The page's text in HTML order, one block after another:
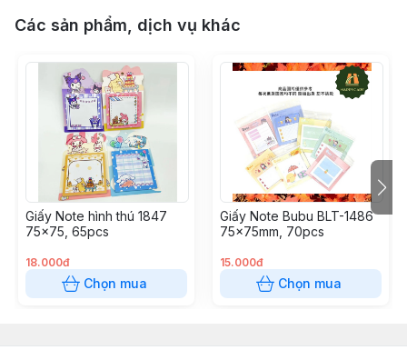
Các sản phẩm, dịch vụ khác
Giấy Note hình thú 1847
75x75, 65pcs
18.000đ
Chọn mua
Giấy Note Bubu BLT-1486
75x75mm, 70pcs
15.000đ
Chọn mua